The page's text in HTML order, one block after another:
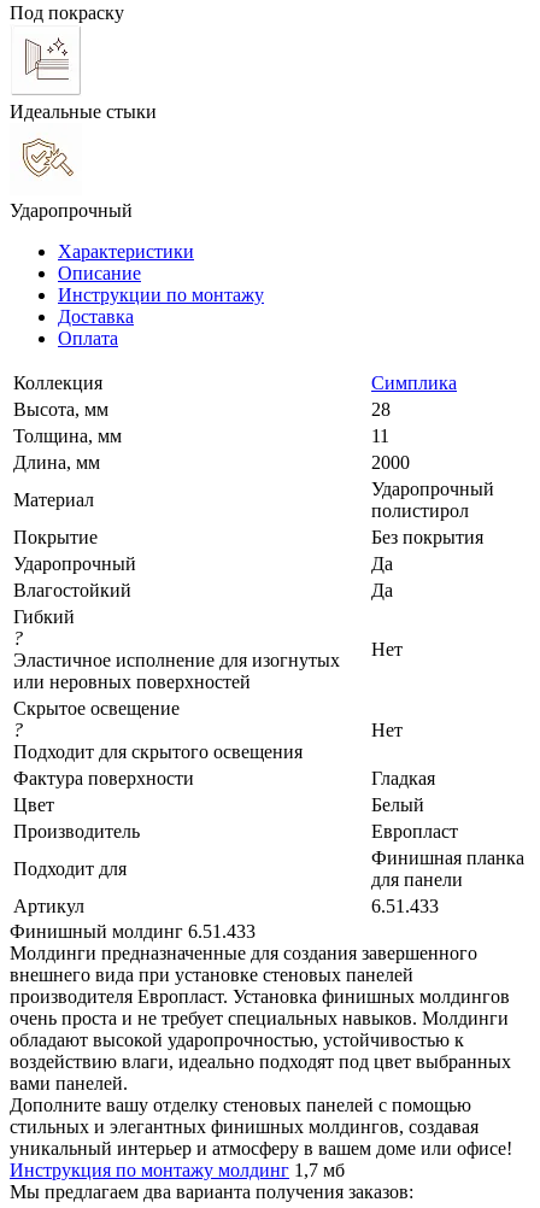
Под покраску
Идеальные стыки
Ударопрочный
Характеристики
Описание
Инструкции по монтажу
Доставка
Оплата
Коллекция
Симплика
Высота, мм
28
Толщина, мм
11
Длина, мм
2000
Материал
Ударопрочный
полистирол
Покрытие
Без покрытия
Ударопрочный
Да
Влагостойкий
Да
Гибкий
?
Эластичное исполнение для изогнутых
или неровных поверхностей
Нет
Скрытое освещение
?
Подходит для скрытого освещения
Нет
Фактура поверхности
Гладкая
Цвет
Белый
Производитель
Европласт
Подходит для
Финишная планка
для панели
Артикул
6.51.433
Финишный молдинг 6.51.433
Молдинги предназначенные для создания завершенного
внешнего вида при установке стеновых панелей
производителя Европласт. Установка финишных молдингов
очень проста и не требует специальных навыков. Молдинги
обладают высокой ударопрочностью, устойчивостью к
воздействию влаги, идеально подходят под цвет выбранных
вами панелей.
Дополните вашу отделку стеновых панелей с помощью
стильных и элегантных финишных молдингов, создавая
уникальный интерьер и атмосферу в вашем доме или офисе!
Инструкция по монтажу молдинг 1,7 мб
Мы предлагаем два варианта получения заказов: